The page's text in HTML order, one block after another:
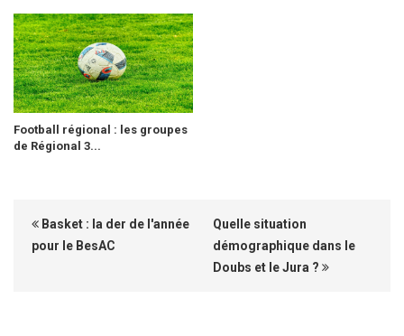
Football régional : les groupes
de Régional 3...
Basket : la der de l'année
pour le BesAC
Quelle situation
démographique dans le
Doubs et le Jura ?